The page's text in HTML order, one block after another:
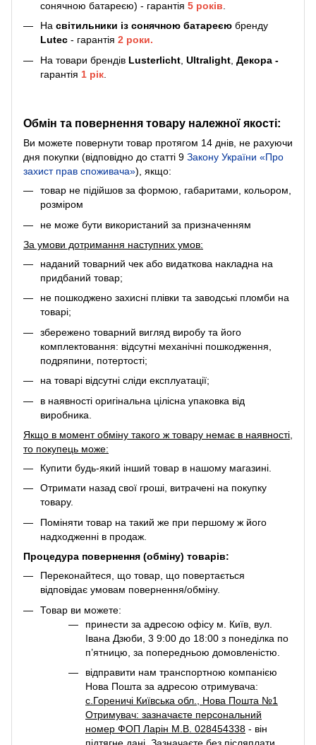
сонячною батареєю) - гарантія 5 років
На світильники із сонячною батареєю бренду
Lutec - гарантія 2 роки.
На товари брендів Lusterlicht Ultralight Декора -
гарантія 1 рік
Обмін та повернення товару належної якості:
Ви можете повернути товар протягом 14 днів, не рахуючи
дня покупки (відповідно до статті 9 Закону України «Про
захист прав споживача»), якщо:
товар не підійшов за формою, габаритами, кольором,
розміром
не може бути використаний за призначенням
За умови дотримання наступних умов:
наданий товарний чек або видаткова накладна на
придбаний товар;
не пошкоджено захисні плівки та заводські пломби на
товарі;
збережено товарний вигляд виробу та його
комплектовання: відсутні механічні пошкодження,
подряпини, потертості;
на товарі відсутні сліди експлуатації;
в наявності оригінальна цілісна упаковка від
виробника.
Якщо в момент обміну такого ж товару немає в наявності,
то покупець може:
Купити будь-який інший товар в нашому магазині.
Отримати назад свої гроші, витрачені на покупку
товару.
Поміняти товар на такий же при першому ж його
надходженні в продаж.
Процедура повернення (обміну) товарів:
Переконайтеся, що товар, що повертається
відповідає умовам повернення/обміну.
Товар ви можете:
принести за адресою офісу м. Київ, вул.
Івана Дзюби, 3 9:00 до 18:00 з понеділка по
п’ятницю, за попередньою домовленістю.
відправити нам транспортною компанією
Нова Пошта за адресою отримувача:
с.Гореничі Київська обл., Нова Пошта №1
Отримувач: зазначаєте персональний
номер ФОП Ларін М.В. 028454338 - він